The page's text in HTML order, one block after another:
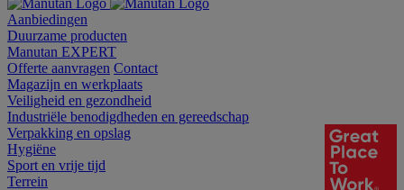
Aanbiedingen
Duurzame producten
Manutan EXPERT
Offerte aanvragen Contact
Magazijn en werkplaats
Veiligheid en gezondheid
Industriële benodigdheden en gereedschap
Verpakking en opslag
Hygiëne
Sport en vrije tijd
Terrein